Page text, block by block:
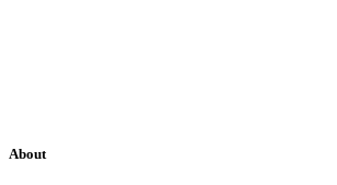
About